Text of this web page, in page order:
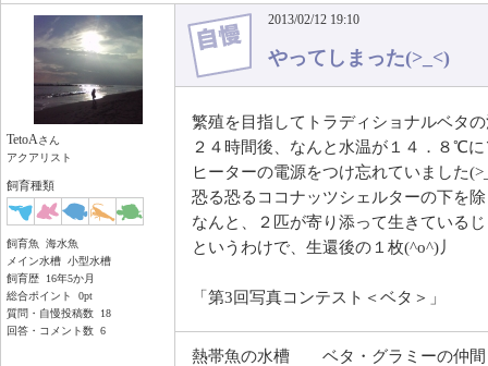
TetoAさん
アクアリスト
飼育種類
飼育魚 海水魚
メイン水槽 小型水槽
飼育歴 16年5か月
総合ポイント 0pt
質問・自慢投稿数 18
回答・コメント数 6
2013/02/12 19:10
やってしまった(>_<)
繁殖を目指してトラディショナルベタ
２４時間後、なんと水温が１４．８℃
ヒーターの電源をつけ忘れていました
恐る恐るココナッツシェルターの下を
なんと、２匹が寄り添って生きている
というわけで、生還後の１枚(^o^)丿
「第3回写真コンテスト＜ベタ＞」
熱帯魚の水槽 ベタ・グラミーの仲間